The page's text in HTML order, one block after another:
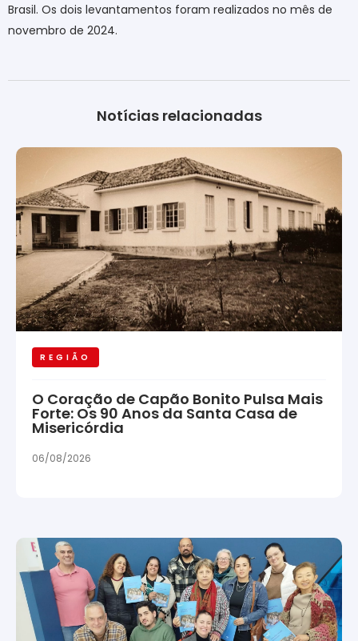
Brasil. Os dois levantamentos foram realizados no mês de
novembro de 2024.
Notícias relacionadas
REGIÃO
O Coração de Capão Bonito Pulsa Mais
Forte: Os 90 Anos da Santa Casa de
Misericórdia
06/08/2026